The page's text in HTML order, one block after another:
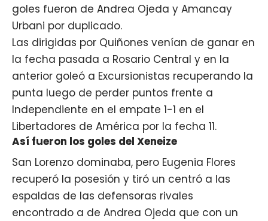
goles fueron de Andrea Ojeda y Amancay
Urbani por duplicado.
Las dirigidas por Quiñones venían de ganar en
la fecha pasada a Rosario Central y en la
anterior goleó a Excursionistas recuperando la
punta luego de perder puntos frente a
Independiente en el empate 1-1 en el
Libertadores de América por la fecha 11.
Así fueron los goles del Xeneize
San Lorenzo dominaba, pero Eugenia Flores
recuperó la posesión y tiró un centró a las
espaldas de las defensoras rivales
encontrado a de Andrea Ojeda que con un